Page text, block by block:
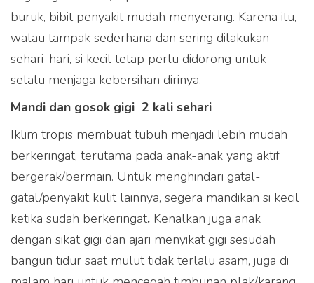
buruk, bibit penyakit mudah menyerang. Karena itu,
walau tampak sederhana dan sering dilakukan
sehari-hari, si kecil tetap perlu didorong untuk
selalu menjaga kebersihan dirinya.
Mandi dan gosok gigi 2 kali sehari
Iklim tropis membuat tubuh menjadi lebih mudah
berkeringat, terutama pada anak-anak yang aktif
bergerak/bermain. Untuk menghindari gatal-
gatal/penyakit kulit lainnya, segera mandikan si kecil
ketika sudah berkeringat. Kenalkan juga anak
dengan sikat gigi dan ajari menyikat gigi sesudah
bangun tidur saat mulut tidak terlalu asam, juga di